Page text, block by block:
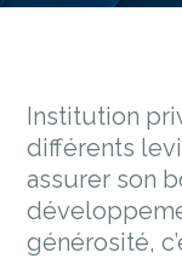
Institution
différents
assurer son
générosité,